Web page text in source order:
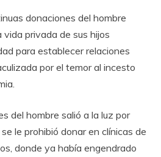
donaciones del hombre
privada de sus hijos
para establecer relaciones
por el temor al incesto
del hombre salió a la luz por
le prohibió donar en clínicas de
donde ya había engendrado